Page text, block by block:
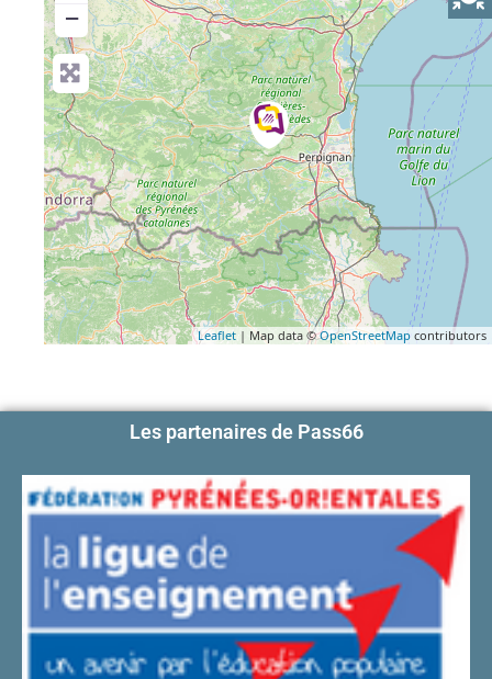
−
Leaflet | Map data ©OpenStreetMap contributors
Les partenaires de Pass66